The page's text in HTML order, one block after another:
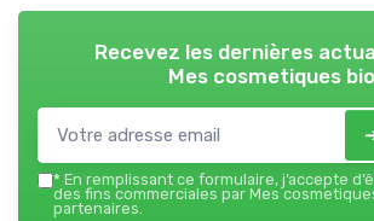
Recevez les dernières
Mes cosmetiques bio
* En remplissant ce formulaire, j’accepte
des fins commerciales par Mes
partenaires.